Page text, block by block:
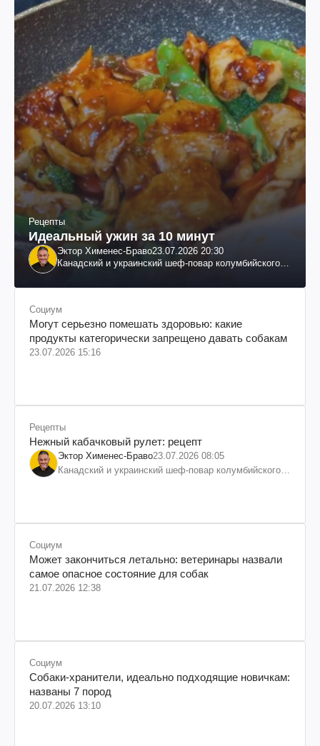
Рецепты
Идеальный ужин за 10 минут
Эктор Хименес-Браво23.07.2026 20:30
Канадский и украинский шеф-повар колумбийского
Социум
Могут серьезно помешать здоровью: какие
продукты категорически запрещено давать собакам
23.07.2026 15:16
Рецепты
Нежный кабачковый рулет: рецепт
Эктор Хименес-Браво23.07.2026 08:05
Канадский и украинский шеф-повар колумбийского
Социум
Может закончиться летально: ветеринары назвали
самое опасное состояние для собак
21.07.2026 12:38
Социум
Собаки-хранители, идеально подходящие новичкам:
названы 7 пород
20.07.2026 13:10